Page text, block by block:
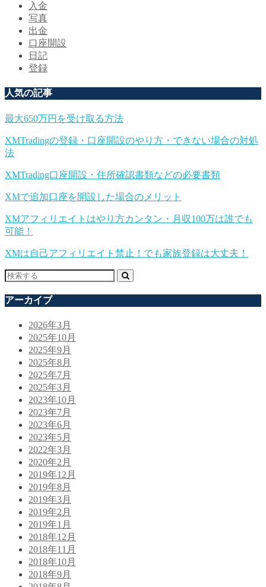
入金
写真
出金
口座開設
日記
登録
人気の記事
最大650万円を受け取る方法
XMTradingの登録・口座開設のやり方・できない場合の対処
法
XMTrading口座開設・住所確認書類などの必要書類
XMで追加口座を開設した場合のメリット
XMアフィリエイトはやり方カンタン・月収100万は誰でも
可能！
XMは自己アフィリエイト禁止！でも家族登録は大丈夫！
アーカイブ
2026年3月
2025年10月
2025年9月
2025年8月
2025年7月
2025年3月
2023年10月
2023年7月
2023年6月
2023年5月
2022年3月
2020年2月
2019年12月
2019年8月
2019年3月
2019年2月
2019年1月
2018年12月
2018年11月
2018年10月
2018年9月